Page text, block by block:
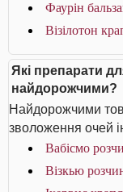
Фаурін
Візілотон
Які препарати
найдорожчими?
Найдорожчими
зволоження очей
Вабісмо
Візкью